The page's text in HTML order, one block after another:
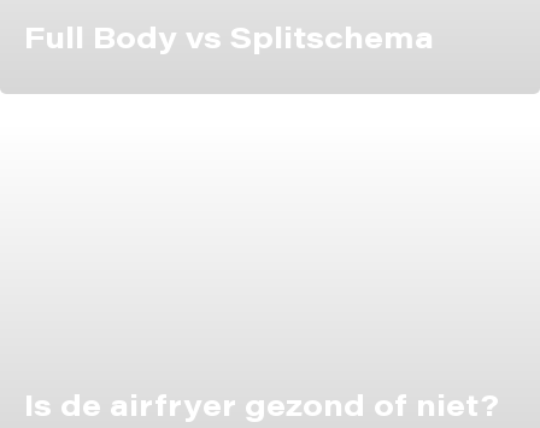
Full Body vs Splitschema
Is de airfryer gezond of niet?